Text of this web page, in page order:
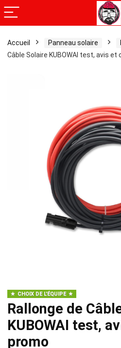
Accueil Panneau solaire
Câble Solaire KUBOWAI test, avis et
CHOIX DE L'ÉQUIPE
Rallonge de
KUBOWAI test,
promo